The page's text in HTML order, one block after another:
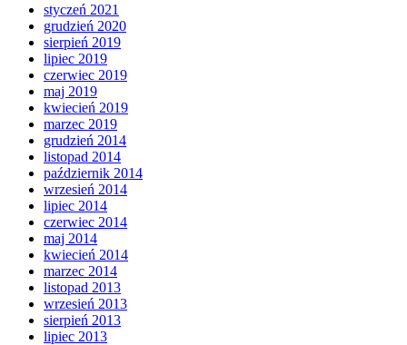
styczeń 2021
grudzień 2020
sierpień 2019
lipiec 2019
czerwiec 2019
maj 2019
kwiecień 2019
marzec 2019
grudzień 2014
listopad 2014
październik 2014
wrzesień 2014
lipiec 2014
czerwiec 2014
maj 2014
kwiecień 2014
marzec 2014
listopad 2013
wrzesień 2013
sierpień 2013
lipiec 2013